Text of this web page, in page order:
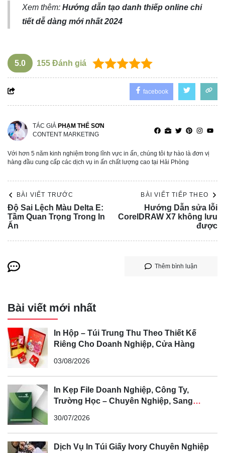
Xem thêm: Hướng dẫn tạo danh thiếp online chi
tiết dễ dàng mới nhất 2024
5.0 155 Đánh giá
facebook
TÁC GIẢ PHẠM THẾ SƠN
CONTENT MARKETING
Với hơn 5 năm kinh nghiệm trong lĩnh vực in ấn, chúng tôi tự hào là đơn vị
hàng đầu cung cấp các dịch vụ in ấn chất lượng cao tại Hải Phòng
BÀI VIẾT TRƯỚC
Độ Sai Lệch Màu Delta E:
Tầm Quan Trọng Trong In
Ấn
BÀI VIẾT TIẾP THEO
Hướng Dẫn sửa lỗi
CorelDRAW X7 không lưu
được
Thêm bình luận
Bài viết mới nhất
In Hộp – Túi Trung Thu Theo Thiết Kế
Riêng Cho Doanh Nghiệp, Cửa Hàng
03/08/2026
In Kẹp File Doanh Nghiệp, Công Ty,
Trường Học – Chuyên Nghiệp, Sang
30/07/2026
Dịch Vụ In Túi Giấy Ivory Chuyên Nghiệp